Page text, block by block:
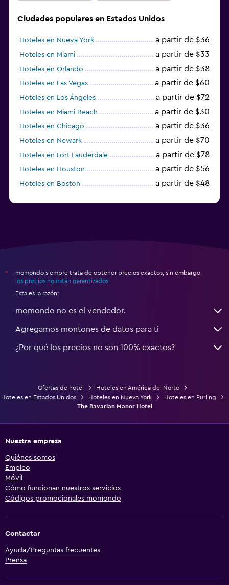
Ciudades populares en Estados Unidos
Hoteles en Nueva York a partir de $36
Hoteles en Miami a partir de $33
Hoteles en Orlando a partir de $38
Hoteles en Las Vegas a partir de $60
Hoteles en Los Ángeles a partir de $72
Hoteles en Miami Beach a partir de $30
Hoteles en Chicago a partir de $36
Hoteles en Newark a partir de $70
Hoteles en Fort Lauderdale a partir de $78
Hoteles en Houston a partir de $56
Hoteles en Boston a partir de $48
*
momondo siempre trata de obtener precios exactos, sin embargo,
los precios no están garantizados
Esta es la razón:
momondo no es el vendedor.
Agregamos montones de datos para ti
¿Por qué los precios no son 100% exactos?
Ofertas de hotel
Hoteles en América del Norte
Hoteles en Estados Unidos
Hoteles en Nueva York
Hoteles en Purling
The Bavarian Manor Hotel
Nuestra empresa
Quiénes somos
Empleo
Móvil
Cómo funcionan nuestros servicios
Códigos promocionales momondo
Contactar
Ayuda/Preguntas frecuentes
Prensa